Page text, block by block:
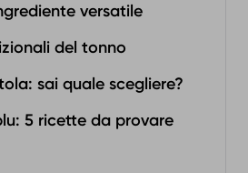
versatile
del tonno
sai quale scegliere?
5 ricette da provare